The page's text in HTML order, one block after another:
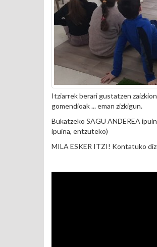
Itziarrek berari gustatzen
gomendioak ... eman zizkigun.
Bukatzeko SAGU ANDEREA
ipuina, entzuteko)
MILA ESKER ITZI! Kontatuko